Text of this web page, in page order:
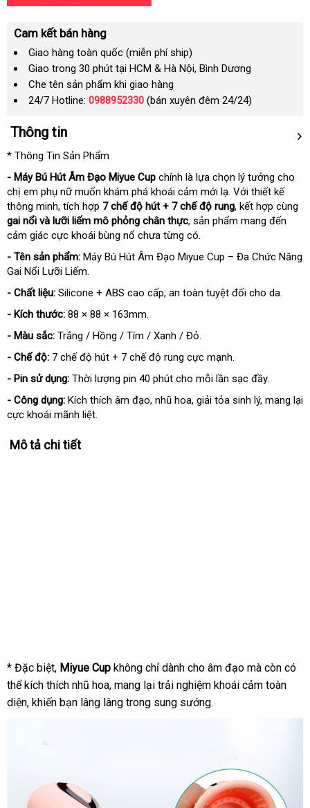
Cam kết bán hàng
Giao hàng toàn quốc (miễn phí ship)
Giao trong 30 phút tại HCM & Hà Nội, Bình Dương
Che tên sản phẩm khi giao hàng
24/7 Hotline: 0988952330 (bán xuyên đêm 24/24)
Thông tin
* Thông Tin Sản Phẩm
- Máy Bú Hút Âm Đạo Miyue Cup chính là lựa chọn lý tưởng cho
chị em phụ nữ muốn khám phá khoái cảm mới lạ. Với thiết kế
thông minh, tích hợp 7 chế độ hút + 7 chế độ rung, kết hợp cùng
gai nổi và lưỡi liếm mô phỏng chân thực, sản phẩm mang đến
cảm giác cực khoái bùng nổ chưa từng có.
- Tên sản phẩm: Máy Bú Hút Âm Đạo Miyue Cup – Đa Chức Năng
Gai Nổi Lưỡi Liếm.
- Chất liệu: Silicone + ABS cao cấp, an toàn tuyệt đối cho da.
- Kích thước: 88 × 88 × 163mm.
- Màu sắc: Trắng / Hồng / Tím / Xanh / Đỏ.
- Chế độ: 7 chế độ hút + 7 chế độ rung cực mạnh.
- Pin sử dụng: Thời lượng pin 40 phút cho mỗi lần sạc đầy.
- Công dụng: Kích thích âm đạo, nhũ hoa, giải tỏa sinh lý, mang lại
cực khoái mãnh liệt.
Mô tả chi tiết
* Đặc biệt, Miyue Cup không chỉ dành cho âm đạo mà còn có
thể kích thích nhũ hoa, mang lại trải nghiệm khoái cảm toàn
diện, khiến bạn lâng lâng trong sung sướng.